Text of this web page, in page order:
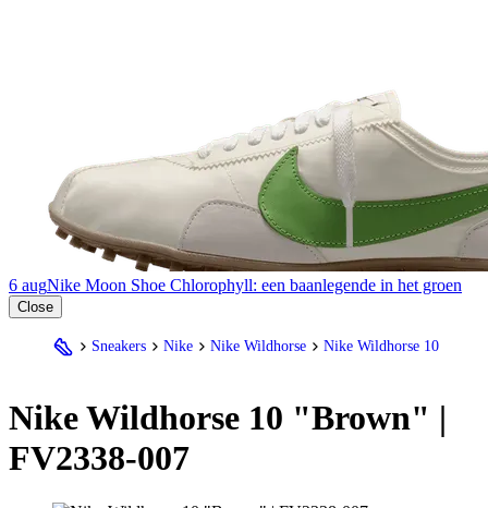
6 augNike Moon Shoe Chlorophyll: een baanlegende in het groen
Close
Sneakers Nike Nike Wildhorse Nike Wildhorse 10
NikeWildhorse 10 "Brown" |
FV2338-007